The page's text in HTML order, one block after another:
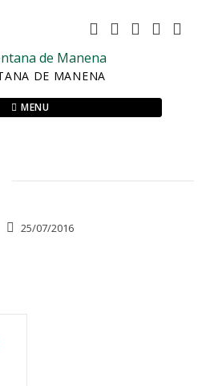
DE MANENA
MENU
25/07/2016